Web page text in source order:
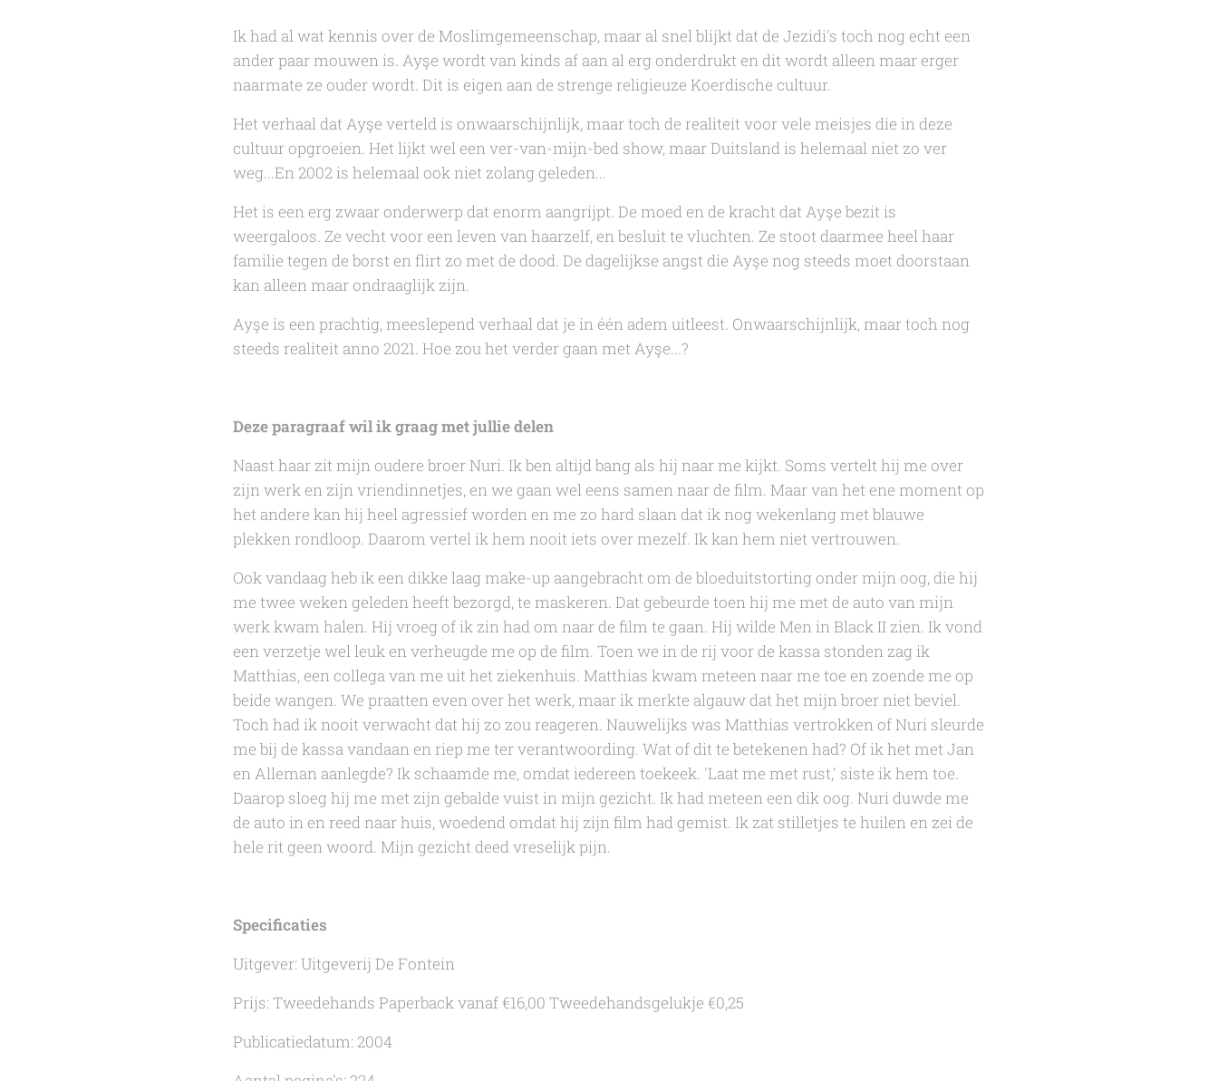
Ik had al wat kennis over de Moslimgemeenschap, maar al snel blijkt dat de Jezidi's toch nog echt een
ander paar mouwen is. Ayşe wordt van kinds af aan al erg onderdrukt en dit wordt alleen maar erger
naarmate ze ouder wordt. Dit is eigen aan de strenge religieuze Koerdische cultuur.
Het verhaal dat Ayşe verteld is onwaarschijnlijk, maar toch de realiteit voor vele meisjes die in deze
cultuur opgroeien. Het lijkt wel een ver-van-mijn-bed show, maar Duitsland is helemaal niet zo ver
weg...En 2002 is helemaal ook niet zolang geleden...
Het is een erg zwaar onderwerp dat enorm aangrijpt. De moed en de kracht dat Ayşe bezit is
weergaloos. Ze vecht voor een leven van haarzelf, en besluit te vluchten. Ze stoot daarmee heel haar
familie tegen de borst en flirt zo met de dood. De dagelijkse angst die Ayşe nog steeds moet doorstaan
kan alleen maar ondraaglijk zijn.
Ayşe is een prachtig, meeslepend verhaal dat je in één adem uitleest. Onwaarschijnlijk, maar toch nog
steeds realiteit anno 2021. Hoe zou het verder gaan met Ayşe...?
Deze paragraaf wil ik graag met jullie delen
Naast haar zit mijn oudere broer Nuri. Ik ben altijd bang als hij naar me kijkt. Soms vertelt hij me over
zijn werk en zijn vriendinnetjes, en we gaan wel eens samen naar de film. Maar van het ene moment op
het andere kan hij heel agressief worden en me zo hard slaan dat ik nog wekenlang met blauwe
plekken rondloop. Daarom vertel ik hem nooit iets over mezelf. Ik kan hem niet vertrouwen.
Ook vandaag heb ik een dikke laag make-up aangebracht om de bloeduitstorting onder mijn oog, die hij
me twee weken geleden heeft bezorgd, te maskeren. Dat gebeurde toen hij me met de auto van mijn
werk kwam halen. Hij vroeg of ik zin had om naar de film te gaan. Hij wilde Men in Black II zien. Ik vond
een verzetje wel leuk en verheugde me op de film. Toen we in de rij voor de kassa stonden zag ik
Matthias, een collega van me uit het ziekenhuis. Matthias kwam meteen naar me toe en zoende me op
beide wangen. We praatten even over het werk, maar ik merkte algauw dat het mijn broer niet beviel.
Toch had ik nooit verwacht dat hij zo zou reageren. Nauwelijks was Matthias vertrokken of Nuri sleurde
me bij de kassa vandaan en riep me ter verantwoording. Wat of dit te betekenen had? Of ik het met Jan
en Alleman aanlegde? Ik schaamde me, omdat iedereen toekeek. 'Laat me met rust,' siste ik hem toe.
Daarop sloeg hij me met zijn gebalde vuist in mijn gezicht. Ik had meteen een dik oog. Nuri duwde me
de auto in en reed naar huis, woedend omdat hij zijn film had gemist. Ik zat stilletjes te huilen en zei de
hele rit geen woord. Mijn gezicht deed vreselijk pijn.
Specificaties
Uitgever: Uitgeverij De Fontein
Prijs: Tweedehands Paperback vanaf €16,00 Tweedehandsgelukje €0,25
Publicatiedatum: 2004